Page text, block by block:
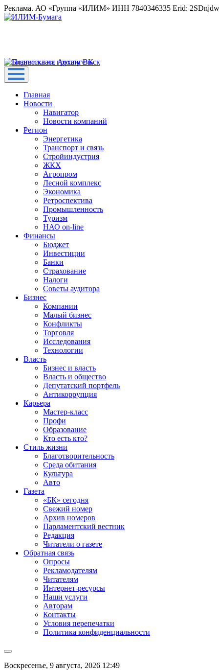
Реклама. АО «Группа «ИЛИМ» ИНН 7840346335 Erid:
Главная
Новости
Навигатор
Новости компаний
Регион
Энергетика
Транспорт и связь
Стройиндустрия
ЖКХ
Агропром
Лесной комплекс
Экономика
Ретроспектива
Промышленность
Туризм
НАО on-line
Финансы
Бюджет
Инвестиции
Банки
Страхование
Налоги
Советы аудитора
Бизнес
Компании
Малый бизнес
Конфликты
Торговля
Исследования
Технологии
Власть
Бизнес и власть
Власть и общество
Депутатский портфель
Антикоррупция
Карьера
Мастер-класс
Профи
Образование
Кто есть кто?
Стиль жизни
Благотворительность
Среда обитания
Культура
Авто
Газета
«БК» сегодня
Свежий номер
Архив номеров
Парламентский вестник
Редакция
Читатели о газете
Обратная связь
Опросы
Рекламодателям
Читателям
Интернет-ресурсы
Наши услуги
Авторам
Контакты
Условия перепечатки
Политика конфиденциальности
Воскресенье, 9 августа, 2026 12:49